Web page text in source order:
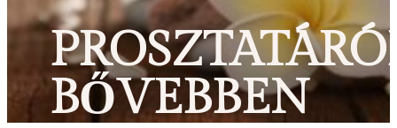
BŐVEBBEN